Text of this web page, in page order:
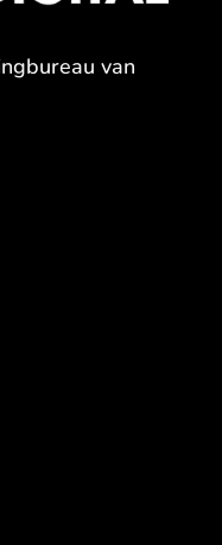
van